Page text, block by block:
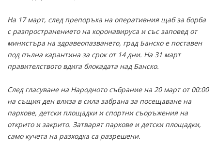
На 17 март, след препоръка на оперативния щаб за борба
с разпространението на коронавируса и със заповед от
министъра на здравеопазването, град Банско е поставен
под пълна карантина за срок от 14 дни. На 31 март
правителството вдига блокадата над Банско.
След гласуване на Народното събрание на 20 март от 00:00
на същия ден влиза в сила забрана за посещаване на
паркове, детски площадки и спортни съоръжения на
открито и закрито. Затварят паркове и детски площадки,
само кучета на разходка са разрешени.